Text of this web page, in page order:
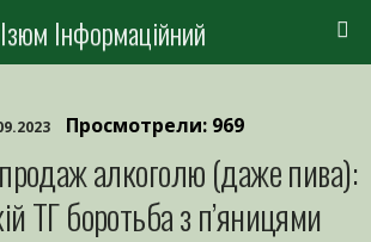
Ізюм Інформаційний
Просмотрели: 969
алкоголю (даже пива):
ТГ боротьба з п’яницями